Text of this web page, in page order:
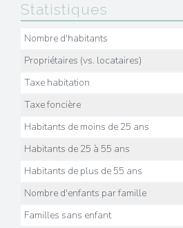
Statistiques
Nombre d'habitants
Propriétaires (vs. locataires)
Taxe habitation
Taxe foncière
Habitants de moins de 25 ans
Habitants de 25 à 55 ans
Habitants de plus de 55 ans
Nombre d'enfants par famille
Familles sans enfant